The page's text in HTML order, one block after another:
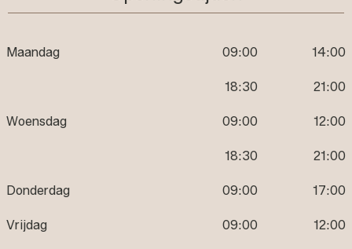
Maandag 09:00 14:00
18:30 21:00
Woensdag 09:00 12:00
18:30 21:00
Donderdag 09:00 17:00
Vrijdag 09:00 12:00